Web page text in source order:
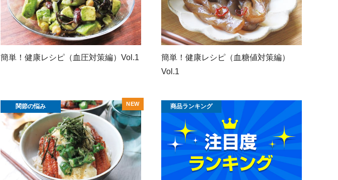
簡単！健康レシピ（血圧対策編）Vol.1
簡単！健康レシピ（血糖値対策編）
Vol.1
関節の悩み 商品ランキング